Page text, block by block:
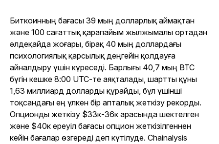
Биткоинның бағасы 39 мың долларлық аймақтан
және 100 сағаттық қарапайым жылжымалы ортадан
әлдеқайда жоғары, бірақ 40 мың доллардағы
психологиялық қарсылық деңгейін қолдауға
айналдыру үшін күреседі. Барлығы 40,7 мың BTC
бүгін кешке 8:00 UTC-те аяқталады, шартты құны
1,63 миллиард долларды құрайды, бұл үшінші
тоқсандағы ең үлкен бір апталық жеткізу рекорды.
Опционды жеткізу $33к-36к арасында шектелген
және $40к ереуіл бағасы опцион жеткізілгеннен
кейін бағалар өзгереді деп күтілуде. Chainalysis